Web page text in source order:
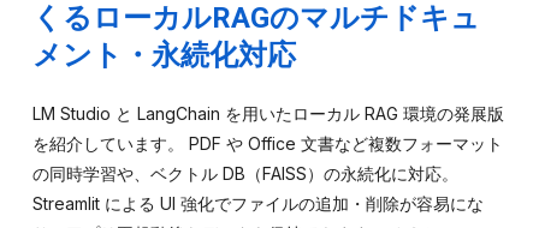
くるローカルRAGのマルチドキュ
メント・永続化対応
LM Studio と LangChain を用いたローカル RAG 環境の発展版
を紹介しています。 PDF や Office 文書など複数フォーマット
の同時学習や、ベクトル DB（FAISS）の永続化に対応。
Streamlit による UI 強化でファイルの追加・削除が容易にな